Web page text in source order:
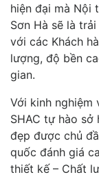
hiện đại mà Nội
Sơn Hà sẽ là
với các Khách
lượng, độ bền
gian.
Với kinh nghiệm
SHAC tự hào
đẹp được chủ
quốc đánh giá
thiết kế – Chất